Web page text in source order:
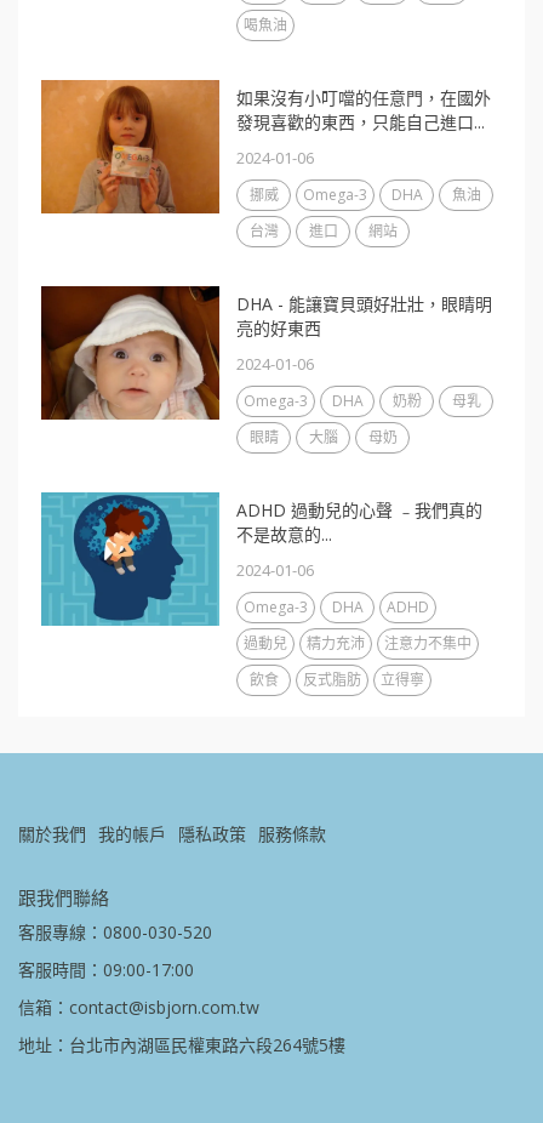
喝魚油
如果沒有小叮噹的任意門，在國外
發現喜歡的東西，只能自己進口...
2024-01-06
挪威 Omega-3 DHA
魚油
台灣
進口 網站
DHA - 能讓寶貝頭好壯壯，眼睛明
亮的好東西
2024-01-06
Omega-3 DHA 奶粉
母乳
眼睛
大腦 母奶
ADHD 過動兒的心聲 ﹣我們真的
不是故意的...
2024-01-06
Omega-3 DHA
ADHD
過動兒
精力充沛
注意力不集中
飲食
反式脂肪 立得寧
關於我們 我的帳戶 隱私政策 服務條款
跟我們聯絡
客服專線：0800-030-520
客服時間：09:00-17:00
信箱：contact@isbjorn.com.tw
地址：台北市內湖區民權東路六段264號5樓